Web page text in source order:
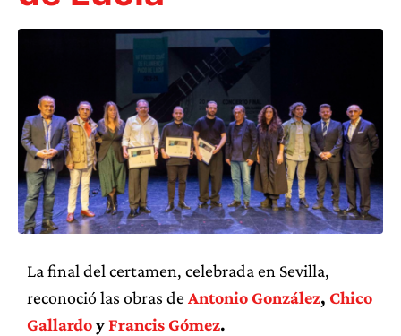
La final del certamen, celebrada en Sevilla,
reconoció las obras de Antonio González, Chico
GallardoyFrancis Gómez.